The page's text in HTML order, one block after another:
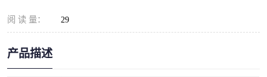
阅 读 量： 29
产品描述